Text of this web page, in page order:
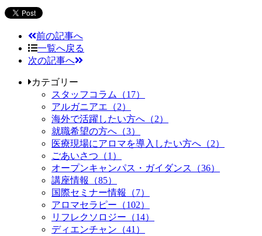
前の記事へ
一覧へ戻る
次の記事へ
カテゴリー
スタッフコラム（17）
アルガニアエ（2）
海外で活躍したい方へ（2）
就職希望の方へ（3）
医療現場にアロマを導入したい方へ（2）
ごあいさつ（1）
オープンキャンパス・ガイダンス（36）
講座情報（85）
国際セミナー情報（7）
アロマセラピー（102）
リフレクソロジー（14）
ディエンチャン（41）